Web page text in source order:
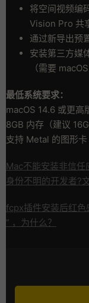
将空间视频编
Vision Pro 共
通过新导出预
安装第三方媒
（需要
最低系统要求：
macOS 14.6 或更高
8GB 内存（建议
支持 Metal 的图形卡
Mac不能安装非信任
身份不明的开发者?
fcpx插件安装后红色
” ，为什么？